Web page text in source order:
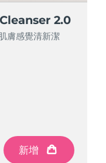
2.0
膚感覺清新潔
新增
2.0
膚感覺清新潔
新增